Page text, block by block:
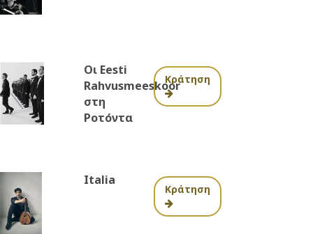
Οι Eesti
Rahvusmeeskoor
στη
Ροτόντα
Κράτηση
Italia
Κράτηση